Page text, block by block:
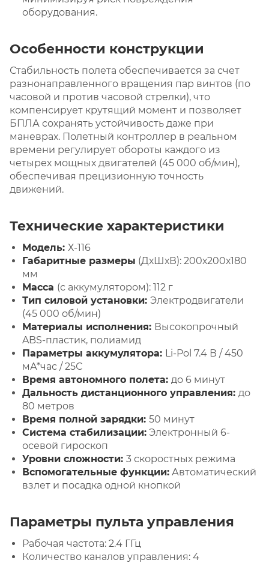
оборудования.
Особенности конструкции
Стабильность полета обеспечивается за счет
разнонаправленного вращения пар винтов (по
часовой и против часовой стрелки), что
компенсирует крутящий момент и позволяет
БПЛА сохранять устойчивость даже при
маневрах. Полетный контроллер в реальном
времени регулирует обороты каждого из
четырех мощных двигателей (45 000 об/мин),
обеспечивая прецизионную точность
движений.
Технические характеристики
Модель: Х-116
Габаритные размеры (ДхШхВ): 200х200х180
мм
Масса (с аккумулятором): 112 г
Тип силовой установки: Электродвигатели
(45 000 об/мин)
Материалы исполнения: Высокопрочный
ABS-пластик, полиамид
Параметры аккумулятора: Li-Pol 7.4 В / 450
мА*час / 25С
Время автономного полета: до 6 минут
Дальность дистанционного управления: до
80 метров
Время полной зарядки: 50 минут
Система стабилизации: Электронный 6-
осевой гироскоп
Уровни сложности: 3 скоростных режима
Вспомогательные функции: Автоматический
взлет и посадка одной кнопкой
Параметры пульта управления
Рабочая частота: 2.4 ГГц
Количество каналов управления: 4